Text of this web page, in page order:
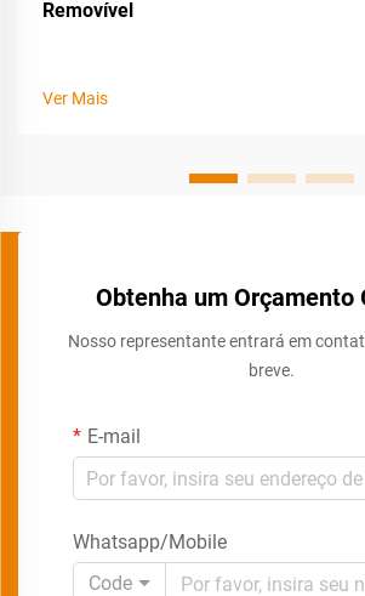
Removível
Ver Mais
Obtenha um Orçamento
Nosso representante entrará em
breve.
E-mail
Whatsapp/Mobile
Code